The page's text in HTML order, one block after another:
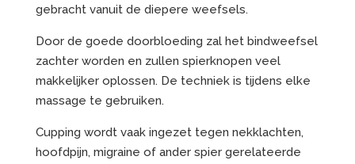
gebracht vanuit de diepere weefsels.
Door de goede doorbloeding zal het bindweefsel
zachter worden en zullen spierknopen veel
makkelijker oplossen. De techniek is tijdens elke
massage te gebruiken.
Cupping wordt vaak ingezet tegen nekklachten,
hoofdpijn, migraine of ander spier gerelateerde